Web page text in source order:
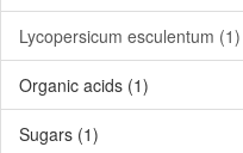
Lycopersicum esculentum (1)
Organic acids (1)
Sugars (1)